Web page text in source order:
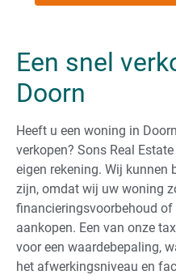
Een snel
Doorn
Heeft u een woning in
verkopen? Sons Real
eigen rekening. Wij kunnen
zijn, omdat wij uw woning
financieringsvoorbehoud
aankopen. Een van onze
voor een waardebepaling,
het afwerkingsniveau en